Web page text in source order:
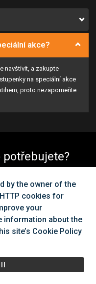
akce?
navštívit, a zakupte
na speciální akce
proto nezapomeňte
potřebujete?
Česká republika2025©
Ochrana osobních údajů a
by the owner of the
cookies for
your
information about the
site’s Cookie Policy